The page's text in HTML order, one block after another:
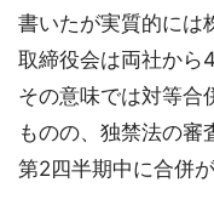
書いたが実質的には
取締役会は両社から
その意味では対等合
ものの、独禁法の審
第2四半期中に合併